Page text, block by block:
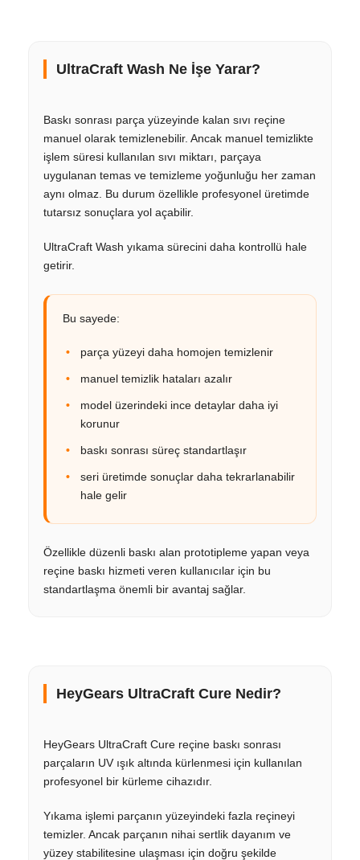
UltraCraft Wash Ne İşe Yarar?
Baskı sonrası parça yüzeyinde kalan sıvı reçine
manuel olarak temizlenebilir. Ancak manuel temizlikte
işlem süresi kullanılan sıvı miktarı, parçaya
uygulanan temas ve temizleme yoğunluğu her zaman
aynı olmaz. Bu durum özellikle profesyonel üretimde
tutarsız sonuçlara yol açabilir.
UltraCraft Wash yıkama sürecini daha kontrollü hale
getirir.
Bu sayede:
parça yüzeyi daha homojen temizlenir
manuel temizlik hataları azalır
model üzerindeki ince detaylar daha iyi
korunur
baskı sonrası süreç standartlaşır
seri üretimde sonuçlar daha tekrarlanabilir
hale gelir
Özellikle düzenli baskı alan prototipleme yapan veya
reçine baskı hizmeti veren kullanıcılar için bu
standartlaşma önemli bir avantaj sağlar.
HeyGears UltraCraft Cure Nedir?
HeyGears UltraCraft Cure reçine baskı sonrası
parçaların UV ışık altında kürlenmesi için kullanılan
profesyonel bir kürleme cihazıdır.
Yıkama işlemi parçanın yüzeyindeki fazla reçineyi
temizler. Ancak parçanın nihai sertlik dayanım ve
yüzey stabilitesine ulaşması için doğru şekilde